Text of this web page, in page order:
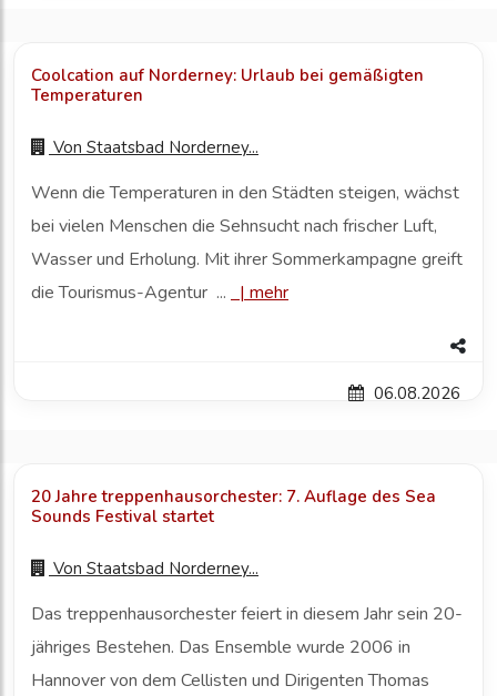
Coolcation auf Norderney: Urlaub bei gemäßigten
Temperaturen
Von Staatsbad Norderney...
Wenn die Temperaturen in den Städten steigen, wächst
bei vielen Menschen die Sehnsucht nach frischer Luft,
Wasser und Erholung. Mit ihrer Sommerkampagne greift
die Tourismus-Agentur ...
| mehr
06.08.2026
20 Jahre treppenhausorchester: 7. Auflage des Sea
Sounds Festival startet
Von Staatsbad Norderney...
Das treppenhausorchester feiert in diesem Jahr sein 20-
jähriges Bestehen. Das Ensemble wurde 2006 in
Hannover von dem Cellisten und Dirigenten Thomas